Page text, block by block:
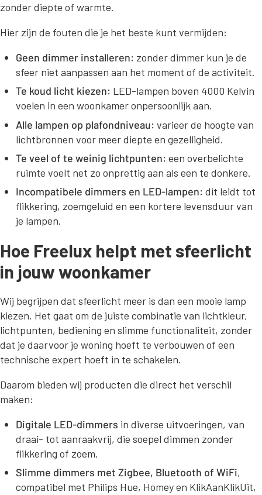
zonder diepte of warmte.
Hier zijn de fouten die je het beste kunt vermijden:
Geen dimmer installeren: zonder dimmer kun je de
sfeer niet aanpassen aan het moment of de activiteit.
Te koud licht kiezen: LED-lampen boven 4000 Kelvin
voelen in een woonkamer onpersoonlijk aan.
Alle lampen op plafondniveau: varieer de hoogte van
lichtbronnen voor meer diepte en gezelligheid.
Te veel of te weinig lichtpunten: een overbelichte
ruimte voelt net zo onprettig aan als een te donkere.
Incompatibele dimmers en LED-lampen: dit leidt tot
flikkering, zoemgeluid en een kortere levensduur van
je lampen.
Hoe Freelux helpt met sfeerlicht
in jouw woonkamer
Wij begrijpen dat sfeerlicht meer is dan een mooie lamp
kiezen. Het gaat om de juiste combinatie van lichtkleur,
lichtpunten, bediening en slimme functionaliteit, zonder
dat je daarvoor je woning hoeft te verbouwen of een
technische expert hoeft in te schakelen.
Daarom bieden wij producten die direct het verschil
maken:
Digitale LED-dimmers in diverse uitvoeringen, van
draai- tot aanraakvrij, die soepel dimmen zonder
flikkering of zoem.
Slimme dimmers met Zigbee, Bluetooth of WiFi,
compatibel met Philips Hue, Homey en KlikAanKlikUit,